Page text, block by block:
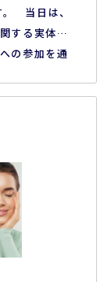
当日は、
する実体験
の参加を通
予定です。
方へ向け